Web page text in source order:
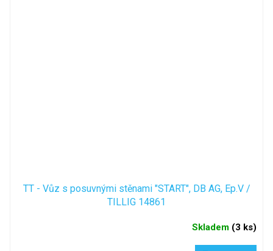
TT - Vůz s posuvnými stěnami "START", DB AG, Ep.V /
TILLIG 14861
Skladem (3 ks)